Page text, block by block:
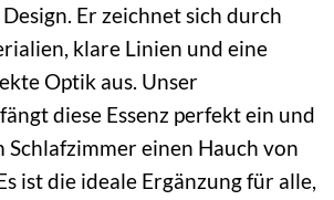
Er zeichnet sich durch
klare Linien und eine
Optik aus. Unser
diese Essenz perfekt ein und
einen Hauch von
ist die ideale Ergänzung für alle,